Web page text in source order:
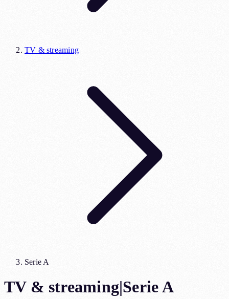
TV & streaming
Serie A
TV & streaming|Serie A